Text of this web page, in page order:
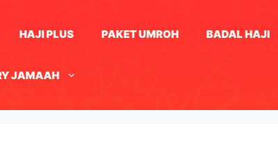
HAJI PLUS PAKET UMROH BADAL HAJI
JAMAAH